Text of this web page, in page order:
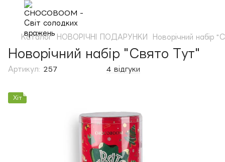
Каталог НОВОРІЧНІ ПОДАРУНКИ Новорічний набір
Новорічний набір "Свято Тут"
Артикул: 257 4 відгуки
Хіт